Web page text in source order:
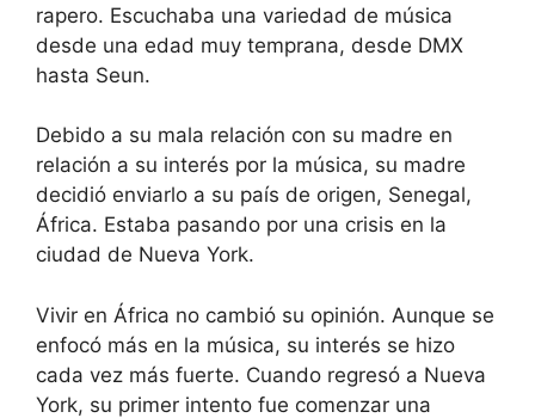
rapero. Escuchaba una variedad de música
desde una edad muy temprana, desde DMX
hasta Seun.
Debido a su mala relación con su madre en
relación a su interés por la música, su madre
decidió enviarlo a su país de origen, Senegal,
África. Estaba pasando por una crisis en la
ciudad de Nueva York.
Vivir en África no cambió su opinión. Aunque se
enfocó más en la música, su interés se hizo
cada vez más fuerte. Cuando regresó a Nueva
York, su primer intento fue comenzar una